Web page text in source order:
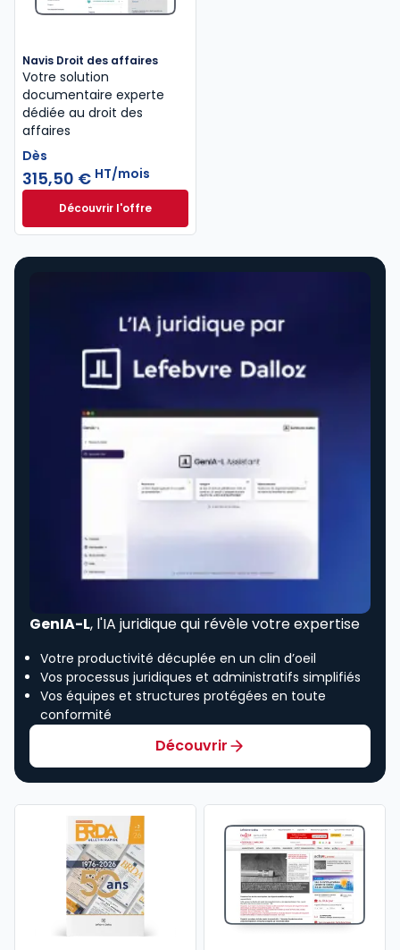
Navis Droit des affaires
Votre solution
documentaire experte
dédiée au droit des
affaires
Dès
315,50 € HT/mois
Découvrir l'offreNavis Droit des affaires à partir de
Dès
GenIA-L, l'IA juridique qui révèle votre expertise
Votre productivité décuplée en un clin d’oeil
Vos processus juridiques et administratifs simplifiés
Vos équipes et structures protégées en toute
conformité
Découvrir